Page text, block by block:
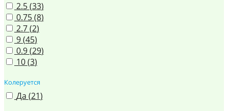
2.5 (33)
0.75 (8)
2.7 (2)
9 (45)
0.9 (29)
10 (3)
Колеруется
Да (21)